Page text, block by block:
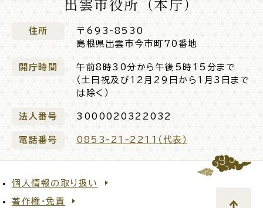
住所
〒693-8530
島根県出雲市今市町70番地
開庁時間
午前8時30分から午後5時15分まで
（土日祝及び12月29日から1月3日まで
は除く）
法人番号 3000020322032
電話番号 0853-21-2211（代表）
個人情報の取り扱い
著作権・免責